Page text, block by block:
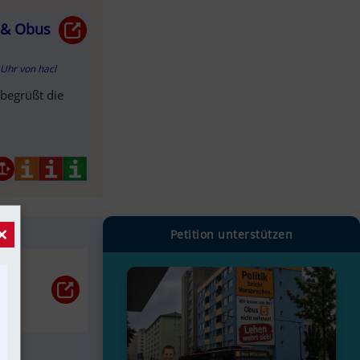
Obus
vonhacl
die
Petition unterstützen